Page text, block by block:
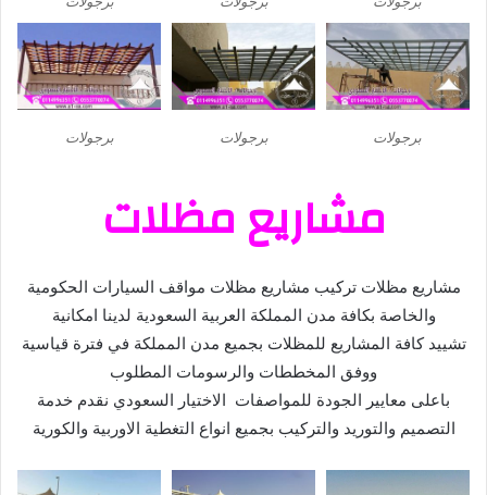
مقالات ذات صلة
أحدث تصاميم وأشكال مظلات
حدائق 2023-أسعار برجولات
خشبية بالرياض
أبريل 14, 2023
تركيب افضل انواع مظلات
السيارات في الرياض
أبريل 14, 2023